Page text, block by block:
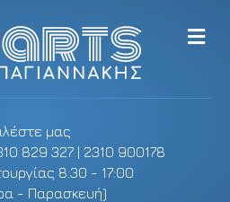
μας
829 327 | 2310 900178
8:30 - 17:00
- Παρασκευή)
M
e